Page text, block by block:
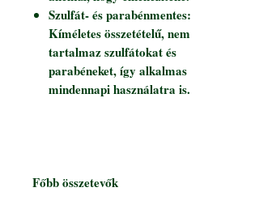
Szulfát- és parabénmentes:
Kíméletes összetételű, nem
tartalmaz szulfátokat és
parabéneket, így alkalmas
mindennapi használatra is.
Főbb összetevők